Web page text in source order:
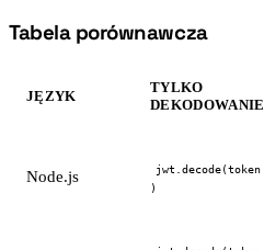
#
Tabela porównawcza
JĘZYK
TYLKO
DEKODOWANIE
Node.js
jwt.decode(token
)